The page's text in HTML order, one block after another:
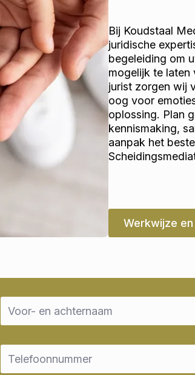
Bij Koudstaal
juridische
begeleiding om
mogelijk te laten
jurist zorgen wij
oog voor
oplossing. Plan
kennismaking,
aanpak het
Werkwijze
Name
*
Email